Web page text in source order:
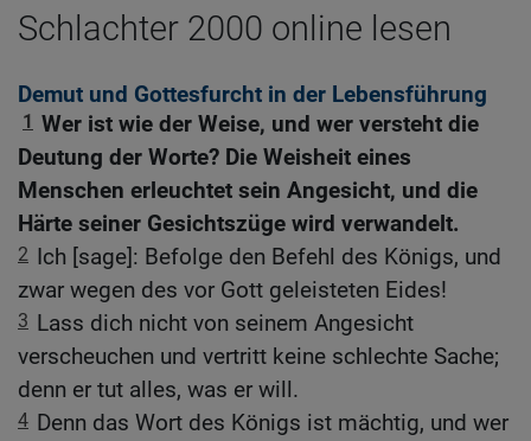
Schlachter 2000 online lesen
Demut und Gottesfurcht in der Lebensführung
1 Wer ist wie der Weise, und wer versteht die
Deutung der Worte? Die Weisheit eines
Menschen erleuchtet sein Angesicht, und die
Härte seiner Gesichtszüge wird verwandelt.
2 Ich [sage]: Befolge den Befehl des Königs, und
zwar wegen des vor Gott geleisteten Eides!
3 Lass dich nicht von seinem Angesicht
verscheuchen und vertritt keine schlechte Sache;
denn er tut alles, was er will.
4 Denn das Wort des Königs ist mächtig, und wer